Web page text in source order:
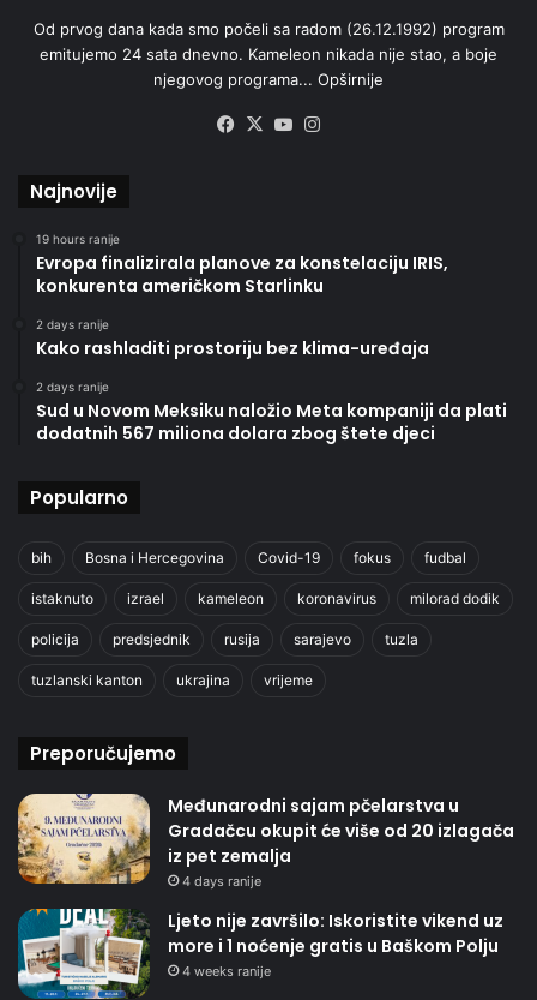
Od prvog dana kada smo počeli sa radom (26.12.1992) program
emitujemo 24 sata dnevno. Kameleon nikada nije stao, a boje
njegovog programa... Opširnije
Facebook
X YouTube
Najnovije
19 hours ranije
Evropa finalizirala planove za konstelaciju IRIS,
konkurenta američkom Starlinku
2 days ranije
Kako rashladiti prostoriju bez klima-uređaja
2 days ranije
Sud u Novom Meksiku naložio Meta kompaniji da plati
dodatnih 567 miliona dolara zbog štete djeci
Popularno
bih Bosna i Hercegovina Covid-19 fokus fudbal
istaknuto izrael kameleon koronavirus milorad dodik
policija predsjednik rusija sarajevo tuzla
tuzlanski kanton ukrajina vrijeme
Preporučujemo
Međunarodni sajam pčelarstva u
Gradačcu okupit će više od 20 izlagača
iz pet zemalja
4 days ranije
Ljeto nije završilo: Iskoristite vikend uz
more i 1 noćenje gratis u Baškom Polju
4 weeks ranije